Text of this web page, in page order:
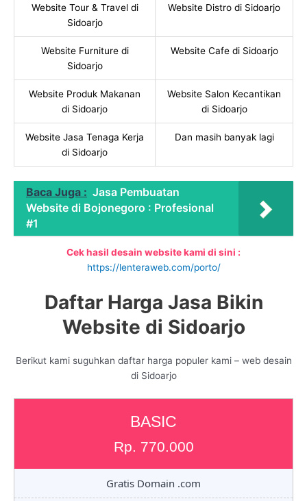
Website Tour & Travel di
Sidoarjo
Website Distro di Sidoarjo
Website Furniture di
Sidoarjo
Website Cafe di Sidoarjo
Website Produk Makanan
di Sidoarjo
Website Salon Kecantikan
di Sidoarjo
Website Jasa Tenaga Kerja
di Sidoarjo
Dan masih banyak lagi
Baca Juga : Jasa Pembuatan
Website di Bojonegoro : Profesional
#1
Cek hasil desain website kami di sini :
https://lenteraweb.com/porto/
Daftar Harga Jasa Bikin
Website di Sidoarjo
Berikut kami suguhkan daftar harga populer kami – web desain
di Sidoarjo
BASIC
Rp. 770.000
Gratis Domain .com